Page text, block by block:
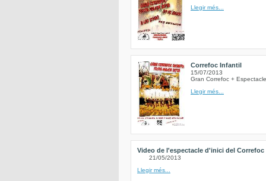
Llegir més...
Correfoc Infantil
15/07/2013
Gran Correfoc +
Llegir més...
Video de l'espectacle d'inici del Correfoc
21/05/2013
Llegir més...